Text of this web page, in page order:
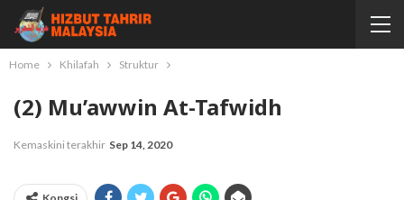
Home Khilafah Struktur
(2) Mu’awwin At-Tafwidh
Kemaskini terakhir Sep 14, 2020